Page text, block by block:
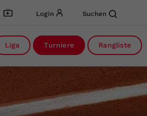
Login Suchen
Liga Turniere Rangliste